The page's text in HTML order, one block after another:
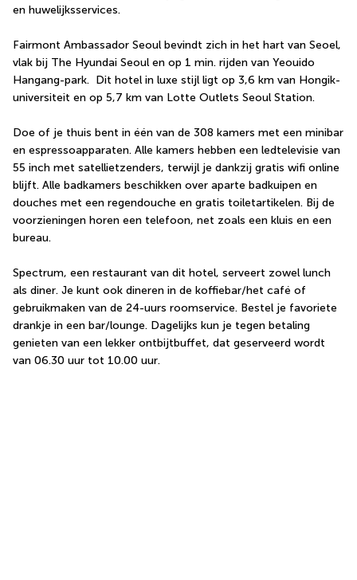
en huwelijksservices.
Fairmont Ambassador Seoul bevindt zich in het hart van Seoel,
vlak bij The Hyundai Seoul en op 1 min. rijden van Yeouido
Hangang-park.  Dit hotel in luxe stijl ligt op 3,6 km van Hongik-
universiteit en op 5,7 km van Lotte Outlets Seoul Station.
Doe of je thuis bent in één van de 308 kamers met een minibar
en espressoapparaten. Alle kamers hebben een ledtelevisie van
55 inch met satellietzenders, terwijl je dankzij gratis wifi online
blijft. Alle badkamers beschikken over aparte badkuipen en
douches met een regendouche en gratis toiletartikelen. Bij de
voorzieningen horen een telefoon, net zoals een kluis en een
bureau.
Spectrum, een restaurant van dit hotel, serveert zowel lunch
als diner. Je kunt ook dineren in de koffiebar/het café of
gebruikmaken van de 24-uurs roomservice. Bestel je favoriete
drankje in een bar/lounge. Dagelijks kun je tegen betaling
genieten van een lekker ontbijtbuffet, dat geserveerd wordt
van 06.30 uur tot 10.00 uur.